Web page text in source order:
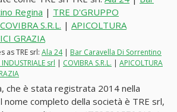
Regina | TRE D'GRUPPO
COVIBRA S.R.L. | APICOLTURA
GRAZIA
as TRE srl: Ala 24| Bar Caravella Di Sorrentino
srl | COVIBRA S.R.L. | APICOLTURA
che è stata registrata 2014 nella
nome completo della società è TRE srl,